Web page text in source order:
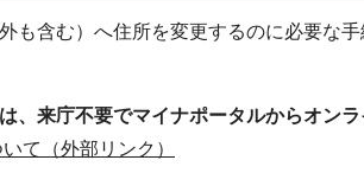
含む）へ住所を変更するのに必要な手
、来庁不要でマイナポータルからオンラ
て（外部リンク）